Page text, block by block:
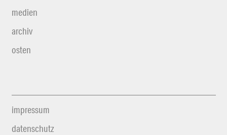
medien
archiv
osten
impressum
datenschutz